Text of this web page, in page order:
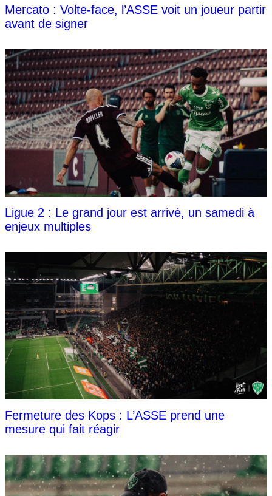
Mercato : Volte-face, l’ASSE voit un joueur partir
avant de signer
Ligue 2 : Le grand jour est arrivé, un samedi à
enjeux multiples
Fermeture des Kops : L’ASSE prend une
mesure qui fait réagir